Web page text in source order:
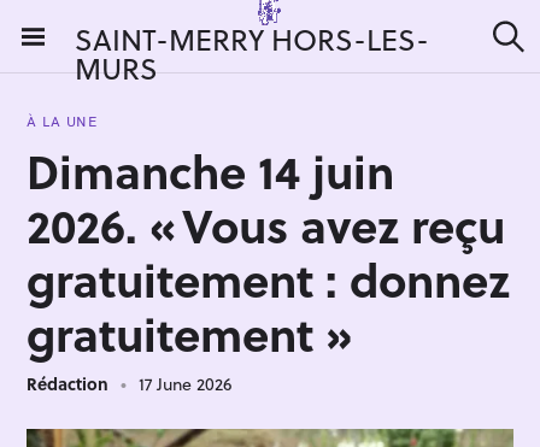
i
SAINT-MERRY HORS-LES-
MURS e
À LA UNE
Dimanche 14 juin
2026. « Vous avez reçu
gratuitement : donnez
gratuitement »
Rédaction 17 June 2026